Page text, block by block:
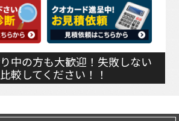
中の方も大歓迎！失敗しない
較してください！！